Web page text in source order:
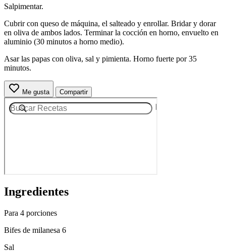
Salpimentar.
Cubrir con queso de máquina, el salteado y enrollar. Bridar y dorar
en oliva de ambos lados. Terminar la cocción en horno, envuelto en
aluminio (30 minutos a horno medio).
Asar las papas con oliva, sal y pimienta. Horno fuerte por 35
minutos.
Me gusta Compartir
Ingredientes
Para 4 porciones
Bifes de milanesa 6
Sal